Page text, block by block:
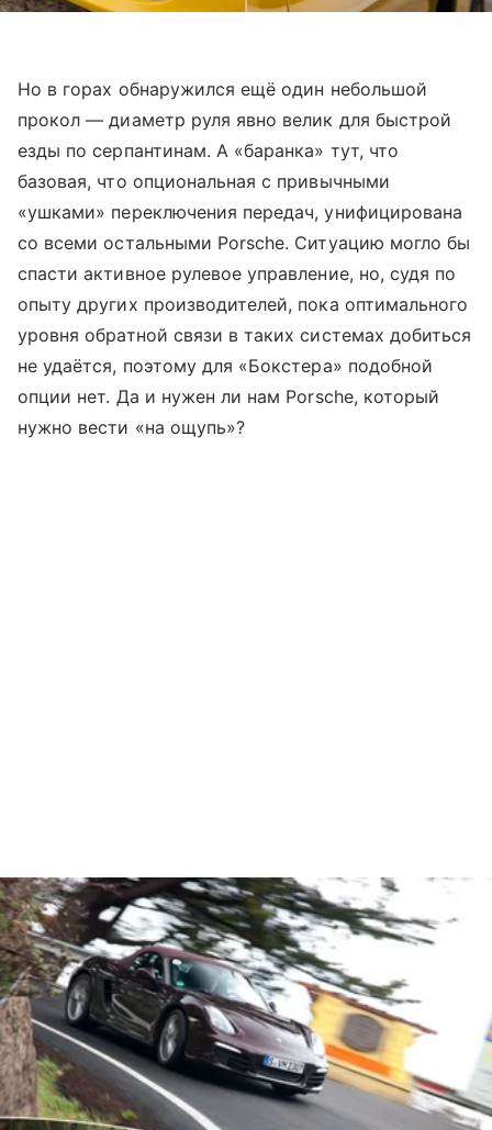
Но в горах обнаружился ещё один небольшой
прокол — диаметр руля явно велик для быстрой
езды по серпантинам. А «баранка» тут, что
базовая, что опциональная с привычными
«ушками» переключения передач, унифицирована
со всеми остальными Porsche. Ситуацию могло бы
спасти активное рулевое управление, но, судя по
опыту других производителей, пока оптимального
уровня обратной связи в таких системах добиться
не удаётся, поэтому для «Бокстера» подобной
опции нет. Да и нужен ли нам Porsche, который
нужно вести «на ощупь»?